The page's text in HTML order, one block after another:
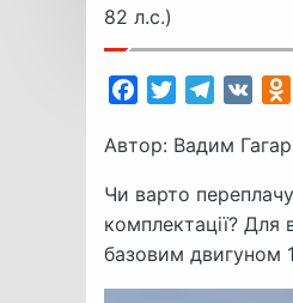
82 л.с.)
FacebookTwitterTelegram
VK
Автор: Вадим
Чи варто
комплектації? Для
базовим двигуном